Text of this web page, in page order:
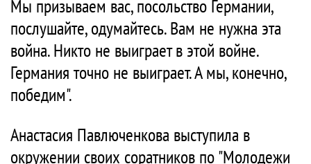
Мы призываем вас, посольство Германии,
послушайте, одумайтесь. Вам не нужна эта
война. Никто не выиграет в этой войне.
Германия точно не выиграет. А мы, конечно,
победим".
Анастасия Павлюченкова выступила в
окружении своих соратников по "Молодежи